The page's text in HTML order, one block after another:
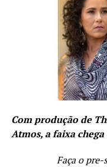
Com produção de
Atmos, a faixa
Faça o